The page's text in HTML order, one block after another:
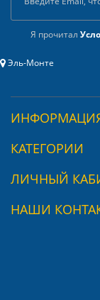
Я прочитал
Эль-Монте
КАТЕГОРИИ
ЛИЧНЫЙ
НАШИ